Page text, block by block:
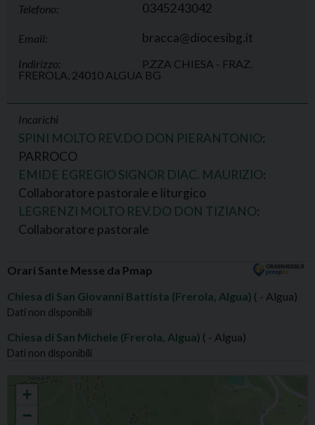
Telefono: 0345243042
Email: bracca@diocesibg.it
Indirizzo:
P.ZZA CHIESA - FRAZ.
FREROLA, 24010 ALGUA BG
Incarichi
SPINI MOLTO REV.DO DON PIERANTONIO:
PARROCO
EMIDE EGREGIO SIGNOR DIAC. MAURIZIO:
Collaboratore pastorale e liturgico
LEGRENZI MOLTO REV.DO DON TIZIANO:
Collaboratore pastorale
Orari Sante Messe da Pmap
Chiesa di San Giovanni Battista (Frerola, Algua) ( - Algua)
Dati non disponibili
Chiesa di San Michele (Frerola, Algua) ( - Algua)
Dati non disponibili
FREROLA S.GIOVANNI BATTISTA
+
−